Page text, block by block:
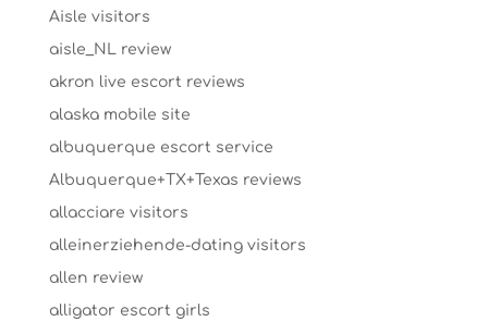
Aisle visitors
aisle_NL review
akron live escort reviews
alaska mobile site
albuquerque escort service
Albuquerque+TX+Texas reviews
allacciare visitors
alleinerziehende-dating visitors
allen review
alligator escort girls